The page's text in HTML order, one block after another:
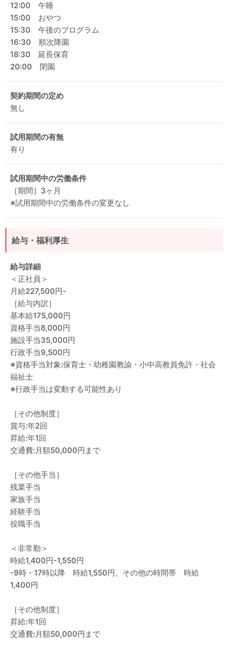
12:00 午睡
15:00 おやつ
15:30 午後のプログラム
16:30 順次降園
18:30 延長保育
20:00 閉園
契約期間の定め
無し
試用期間の有無
有り
試用期間中の労働条件
［期間］3ヶ月
※試用期間中の労働条件の変更なし
給与・福利厚生
給与詳細
＜正社員＞
月給227,500円-
［給与内訳］
基本給175,000円
資格手当8,000円
施設手当35,000円
行政手当9,500円
※資格手当対象:保育士・幼稚園教諭・小中高教員免許・社会
福祉士
※行政手当は変動する可能性あり
［その他制度］
賞与:年2回
昇給:年1回
交通費:月額50,000円まで
［その他手当］
残業手当
家族手当
経験手当
役職手当
＜非常勤＞
時給1,400円-1,550円
-9時・17時以降 時給1,550円、その他の時間帯 時給
1,400円
［その他制度］
昇給:年1回
交通費:月額50,000円まで